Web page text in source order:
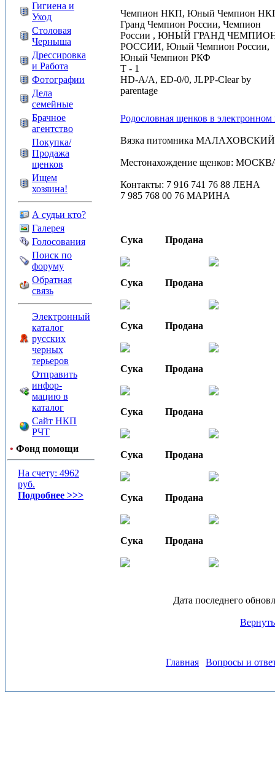
Гигиена и
Уход
Столовая
Черныша
Дрессировка
и Работа
Фотографии
Дела
семейные
Брачное
агентство
Покупка/
Продажа
щенков
Ищем
хозяина!
А судьи кто?
Галерея
Голосования
Поиск по
форуму
Обратная
связь
Электронный
каталог
русских
черных
терьеров
Отправить
инфор-
мацию в
каталог
Сайт НКП
РЧТ
• Фонд помощи
На счету: 4962
руб.
Подробнее >>>
Чемпион НКП, Юный Чемпион
Гранд Чемпион России, Чемпион
России , ЮНЫЙ ГРАНД
РОССИИ, Юный Чемпион России,
Юный Чемпион РКФ
T - 1
HD-A/A, ED-0/0, JLPP-Clear by
parentage
Родословная щенков в электронном
Вязка питомника МАЛАХОВСКИЙ
Местонахождение щенков:
Контакты: 7 916 741 76 88 ЛЕНА
7 985 768 00 76 МАРИНА
Сука Продана
Сука Продана
Сука Продана
Сука Продана
Сука Продана
Сука Продана
Сука Продана
Сука Продана
Дата последнего
Главная Вопросы и